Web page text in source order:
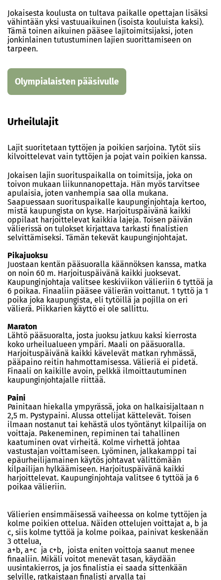
Jokaisesta koulusta on tultava paikalle opettajan lisäksi
vähintään yksi vastuuaikuinen (isoista kouluista kaksi).
Tämä toinen aikuinen pääsee lajitoimitsijaksi, joten
jonkinlainen tutustuminen lajien suorittamiseen on
tarpeen.
Olympialaisten pääsivulle
Urheilulajit
Lajit suoritetaan tyttöjen ja poikien sarjoina. Tytöt siis
kilvoittelevat vain tyttöjen ja pojat vain poikien kanssa.
Jokaisen lajin suorituspaikalla on toimitsija, joka on
toivon mukaan liikunnanopettaja. Hän myös tarvitsee
apulaisia, joten vanhempia saa olla mukana.
Saapuessaan suorituspaikalle kaupunginjohtaja kertoo,
mistä kaupungista on kyse. Harjoituspäivänä kaikki
oppilaat harjoittelevat kaikkia lajeja. Toisen päivän
välierissä on tulokset kirjattava tarkasti finalistien
selvittämiseksi. Tämän tekevät kaupunginjohtajat.
Pikajuoksu
Juostaan kentän pääsuoralla käännöksen kanssa, matka
on noin 60 m. Harjoituspäivänä kaikki juoksevat.
Kaupunginjohtaja valitsee keskiviikon välieriin 6 tyttöä ja
6 poikaa. Finaaliin pääsee välierän voittanut. 1 tyttö ja 1
poika joka kaupungista, eli tytöillä ja pojilla on eri
välierä. Piikkarien käyttö ei ole sallittu.
Maraton
Lähtö pääsuoralta, josta juoksu jatkuu kaksi kierrosta
koko urheilualueen ympäri. Maali on pääsuoralla.
Harjoituspäivänä kaikki kävelevät matkan ryhmässä,
pääpaino reitin hahmottamisessa. Välieriä ei pidetä.
Finaali on kaikille avoin, pelkkä ilmoittautuminen
kaupunginjohtajalle riittää.
Paini
Painitaan hiekalla ympyrässä, joka on halkaisijaltaan n
2,5 m. Pystypaini. Alussa ottelijat kättelevät. Toisen
ilmaan nostanut tai kehästä ulos työntänyt kilpailija on
voittaja. Pakeneminen, repiminen tai tahallinen
kaatuminen ovat virheitä. Kolme virhettä johtaa
vastustajan voittamiseen. Lyöminen, jalkakamppi tai
epäurheilijamainen käytös johtavat välittömään
kilpailijan hylkäämiseen. Harjoituspäivänä kaikki
harjoittelevat. Kaupunginjohtaja valitsee 6 tyttöä ja 6
poikaa välieriin.
Välierien ensimmäisessä vaiheessa on kolme tyttöjen ja
kolme poikien ottelua. Näiden ottelujen voittajat a, b ja
c, siis kolme tyttöä ja kolme poikaa, painivat keskenään
3 ottelua,
a+b, a+c ja c+b, joista eniten voittoja saanut menee
finaaliin. Mikäli voitot menevät tasan, käydään
uusintakierros, ja jos finalistia ei saada sittenkään
selville, ratkaistaan finalisti arvalla tai